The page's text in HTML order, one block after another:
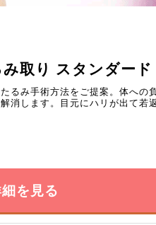
取り スタンダード
るみ手術方法をご提案。体への
消します。目元にハリが出て若
を見る